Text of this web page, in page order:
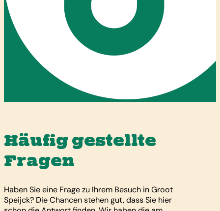
Häufig gestellte
Fragen
Haben Sie eine Frage zu Ihrem Besuch in Groot
Speijck? Die Chancen stehen gut, dass Sie hier